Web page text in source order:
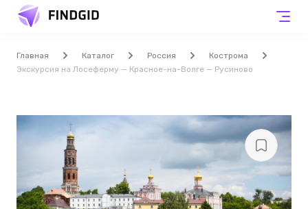
Главная Каталог Россия
Кострома
Экскурсия на Лосеферму — Красное-на-Волге — Русиново